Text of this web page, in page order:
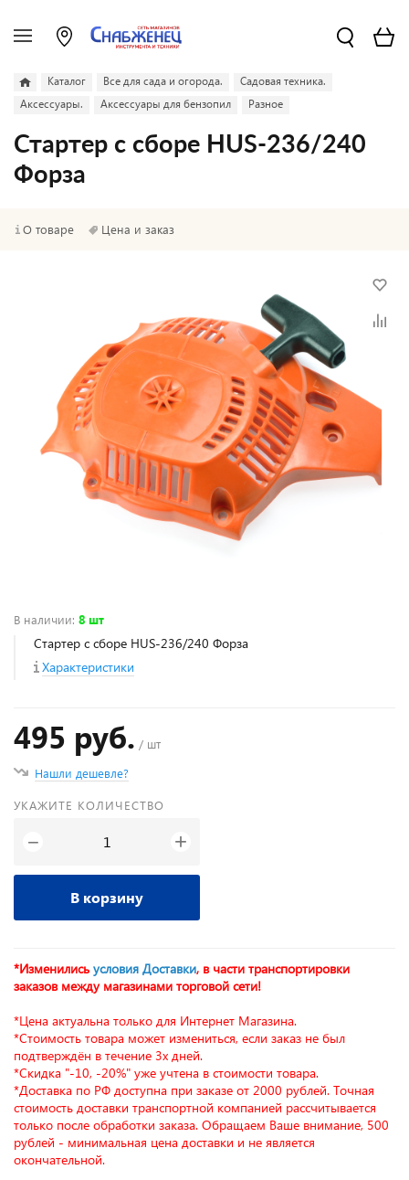
Каталог Все для сада и огорода.
Садовая техника.
Аксессуары.
Аксессуары для бензопил Разное
Стартер с сборе HUS-236/240
Форза
О товаре Цена и заказ
В наличии: 8 шт
Стартер с сборе HUS-236/240 Форза
Характеристики
495 руб. / шт
Нашли дешевле?
УКАЖИТЕ КОЛИЧЕСТВО
− +
В корзину
*Изменились условия Доставки, в части транспортировки
заказов между магазинами торговой сети!
*Цена актуальна только для Интернет Магазина.
*Стоимость товара может измениться, если заказ не был
подтверждён в течение 3х дней.
*Скидка "-10, -20%" уже учтена в стоимости товара.
*Доставка по РФ доступна при заказе от 2000 рублей. Точная
стоимость доставки транспортной компанией рассчитывается
только после обработки заказа. Обращаем Ваше внимание, 500
рублей - минимальная цена доставки и не является
окончательной.